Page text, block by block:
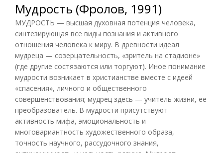
Мудрость (Фролов, 1991)
МУДРОСТЬ — высшая духовная потенция человека,
синтезирующая все виды познания и активного
отношения человека к миру. В древности идеал
мудреца — созерцательность, «зритель на стадионе»
(где другие состязаются или торгуют). Иное понимание
мудрости возникает в христианстве вместе с идеей
«спасения», личного и общественного
совершенствования; мудрец здесь — учитель жизни, ее
преобразователь. В мудрости присутствуют
активность мифа, эмоциональность и
многовариантность художественного образа,
точность научного, рассудочного знания,